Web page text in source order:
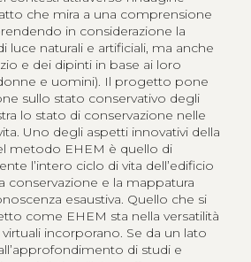
che mira a una comprensione
in considerazione la
luce naturali e artificiali, ma anche
e dei dipinti in base ai loro
e uomini). Il progetto pone
sullo stato conservativo degli
lo stato di conservazione nelle
Uno degli aspetti innovativi della
metodo EHEM è quello di
l’intero ciclo di vita dell’edificio
conservazione e la mappatura
esaustiva. Quello che si
come EHEM sta nella versatilità
incorporano. Se da un lato
di studi e